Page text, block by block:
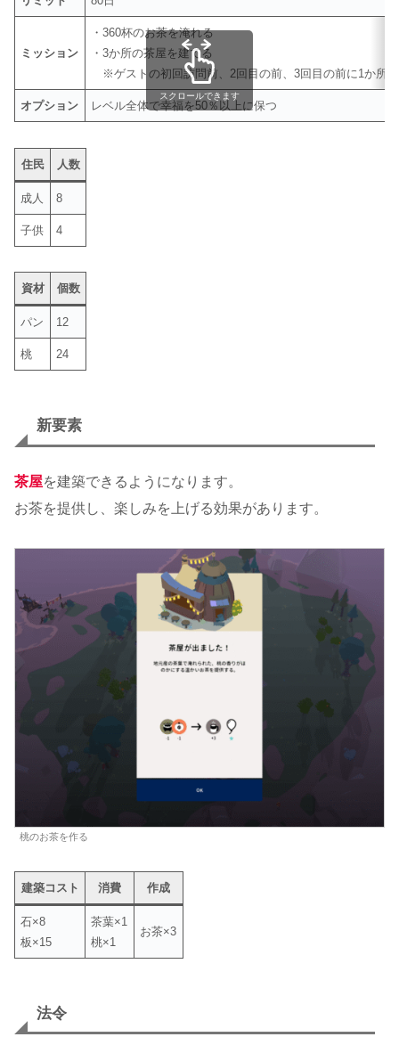
ミッション
・360杯のお茶を淹れる
・3か所の茶屋を建てる
※ゲストの初回訪問前、2回目の前、3回目の前に1か所
オプション レベル全体で幸福を50％以上に保つ
スクロールできます
住民 人数
成人 8
子供 4
資材 個数
パン 12
桃 24
新要素
茶屋を建築できるようになります。
お茶を提供し、楽しみを上げる効果があります。
桃のお茶を作る
建築コスト 消費 作成
石×8
板×15
茶葉×1
桃×1
お茶×3
法令